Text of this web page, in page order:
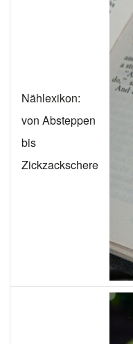
Nählexikon:
von Absteppen
bis
Zickzackschere